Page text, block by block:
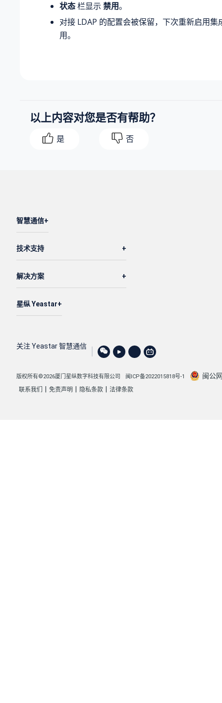
状态栏显示 禁用。
对接 LDAP 的配置会被保留，下次重新启用集
用。
以上内容对您是否有帮助？
是 否
智慧通信
技术支持
解决方案
星纵 Yeastar
关注 Yeastar 智慧通信
版权所有©2026厦门星纵数字科技有限公司 闽ICP备2022015818号-1 闽公
联系我们 免责声明 隐私条款 法律条款